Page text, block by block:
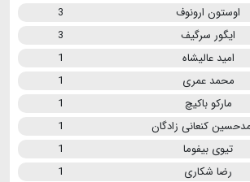
اوستون ارونوف
3
ایگور سرگیف
3
امید عالیشاه
1
محمد عمری
1
مارکو باکیچ
1
کنعانی زادگان
1
تیوی بیفوما
1
رضا شکاری
1